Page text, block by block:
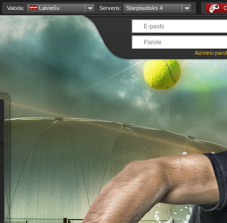
Valoda: Latviešu Serveris: Starptautisks 4
Aizmirsi